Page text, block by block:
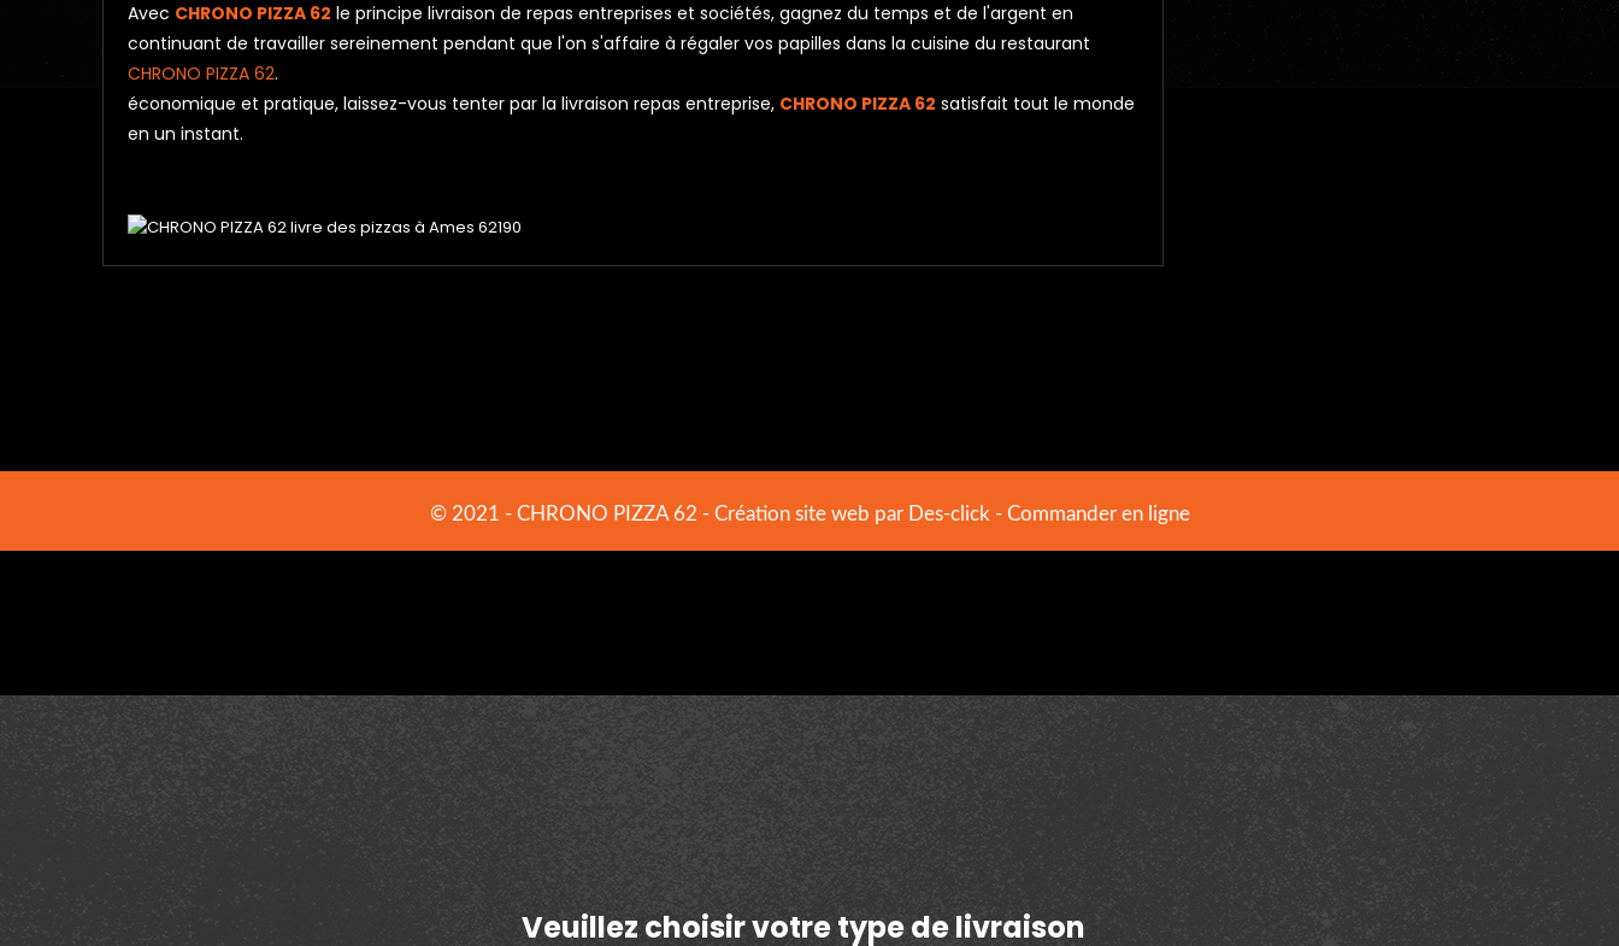
Avec CHRONO PIZZA 62 le principe livraison de repas entreprises et sociétés, gagnez du temps et de l'argent en
continuant de travailler sereinement pendant que l'on s'affaire à régaler vos papilles dans la cuisine du restaurant
CHRONO PIZZA 62.
économique et pratique, laissez-vous tenter par la livraison repas entreprise, CHRONO PIZZA 62 satisfait tout le monde
en un instant.
© 2021 - CHRONO PIZZA 62 - Création site web par Des-click - Commander en ligne